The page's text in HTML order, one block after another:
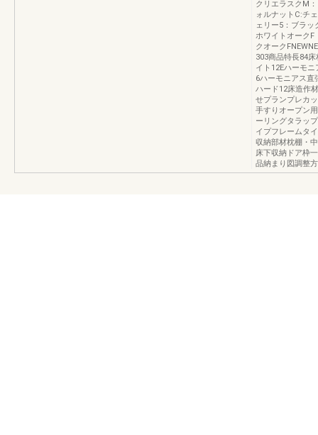
クリエラスクM
ォルナットC:チ
ェリー5：ブラ
ホワイトオー
クオーク
303商品特長84
イト12Eハーモ
6ハーモニアス直
ハード12床造作
せプランプレカ
手すりオープン
ーリングタラッ
イプフレームタ
収納部材枕棚・
床下収納ドア枠
品納まり図調整